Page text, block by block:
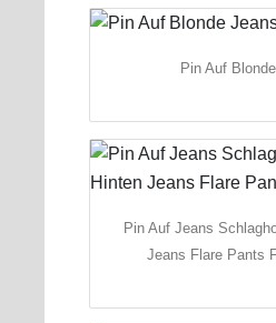
Pin Auf
Pin Auf Jeans
Jeans Flare Pants